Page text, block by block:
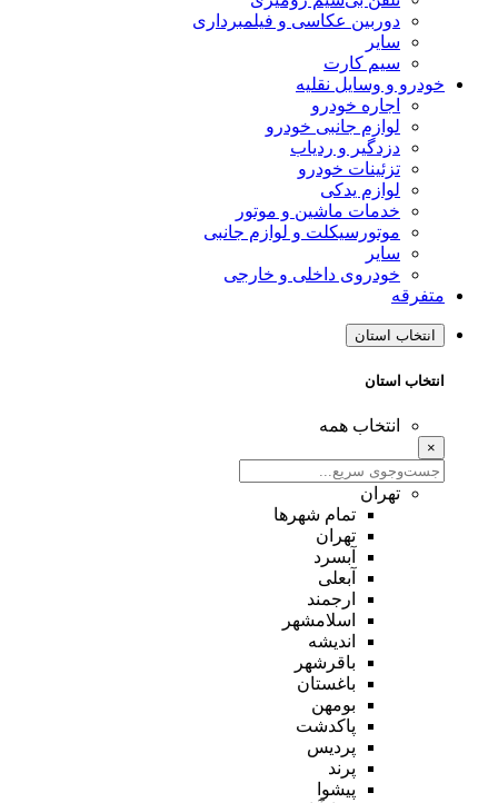
دوربین عکاسی و فیلمبرداری
سایر
سیم کارت
خودرو و وسایل نقلیه
اجاره خودرو
لوازم جانبی خودرو
دزدگیر و ردیاب
تزئینات خودرو
لوازم یدکی
خدمات ماشین و موتور
موتورسیکلت و لوازم جانبی
سایر
خودروی داخلی و خارجی
متفرقه
انتخاب استان
انتخاب استان
انتخاب همه
×
تهران
تمام شهر‌ها
تهران
آبسرد
آبعلی
ارجمند
اسلامشهر
اندیشه
باقرشهر
باغستان
بومهن
پاکدشت
پردیس
پرند
پیشوا